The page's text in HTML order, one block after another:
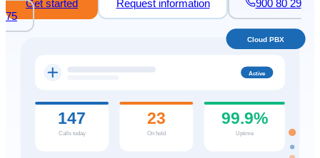
Get started
Request information
900 80 29
75
Active
147
Calls today
23
On hold
99.9%
Uptime
Cloud PBX